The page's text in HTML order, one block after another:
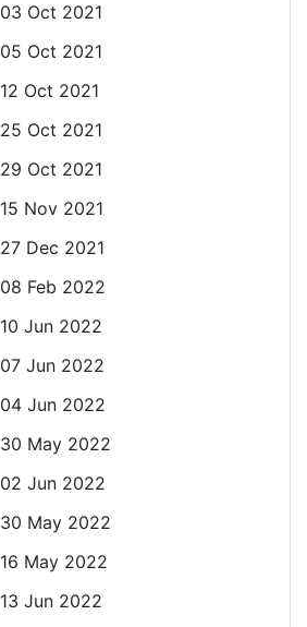
03 Oct 2021
05 Oct 2021
12 Oct 2021
25 Oct 2021
29 Oct 2021
15 Nov 2021
27 Dec 2021
08 Feb 2022
10 Jun 2022
07 Jun 2022
04 Jun 2022
30 May 2022
02 Jun 2022
30 May 2022
16 May 2022
13 Jun 2022